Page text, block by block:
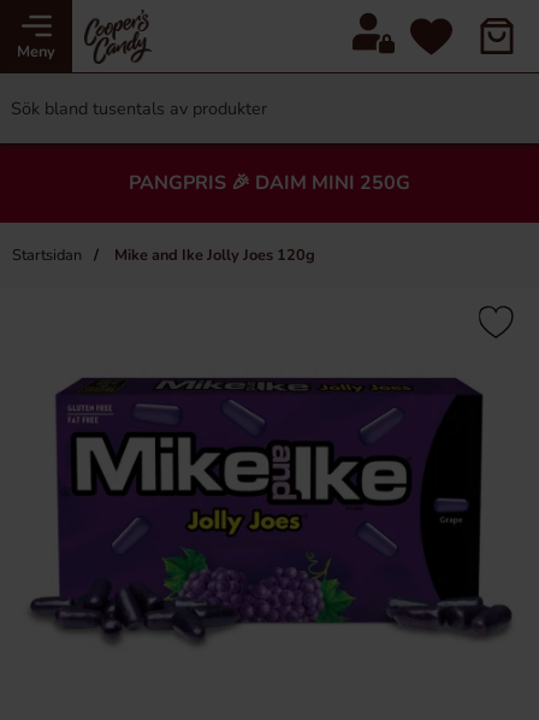
Meny
PANGPRIS 🎉 DAIM MINI 250G
Startsidan Mike and Ike Jolly Joes 120g